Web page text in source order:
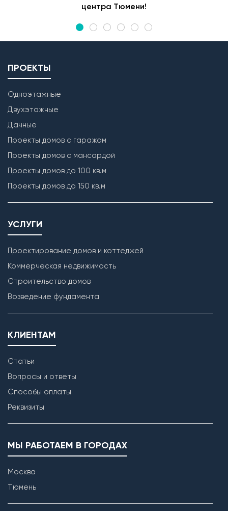
центра Тюмени!
ПРОЕКТЫ
Одноэтажные
Двухэтажные
Дачные
Проекты домов с гаражом
Проекты домов с мансардой
Проекты домов до 100 кв.м
Проекты домов до 150 кв.м
УСЛУГИ
Проектирование домов и коттеджей
Коммерческая недвижимость
Строительство домов
Возведение фундамента
КЛИЕНТАМ
Статьи
Вопросы и ответы
Способы оплаты
Реквизиты
МЫ РАБОТАЕМ В ГОРОДАХ
Москва
Тюмень